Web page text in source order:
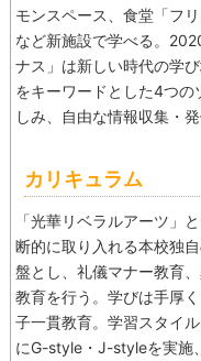
モンスペース、食堂「フ
など新施設で学べる。
ナス」は新しい時代の学
をキーワードとした4つの
しみ、自由な情報収集・
カリキュラム
「光華リベラルアーツ」
断的に取り入れる本校独
盤とし、礼儀マナー教育
教育を行う。学びは手厚
子一貫教育。学習スタイ
にG-style・J-styleを実施